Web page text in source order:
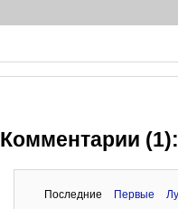
Комментарии (1):
Последние Первые